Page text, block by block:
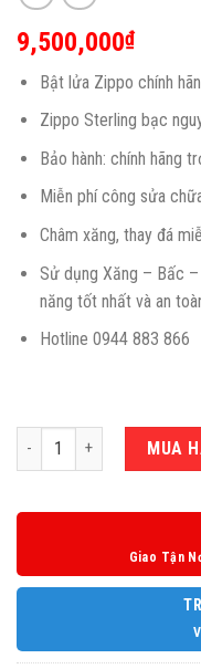
9,500,000₫
Bật lửa Zippo chính
Zippo Sterling bạc
Bảo hành: chính hãng
Miễn phí công sửa
Châm xăng, thay đá
Sử dụng Xăng – Bấc –
năng tốt nhất và an
Hotline 0944 883 866
Số lượng MUA
Giao Tận